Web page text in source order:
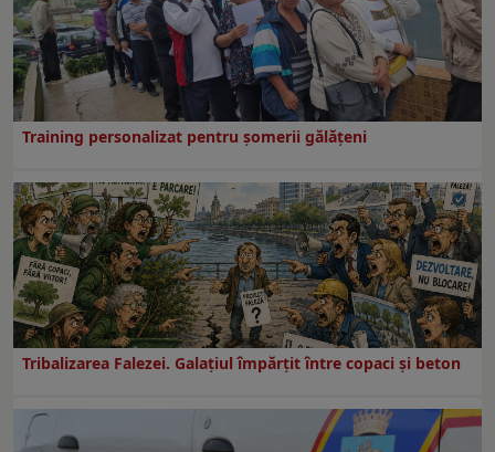
Training personalizat pentru șomerii gălățeni
Tribalizarea Falezei. Galațiul împărțit între copaci și beton